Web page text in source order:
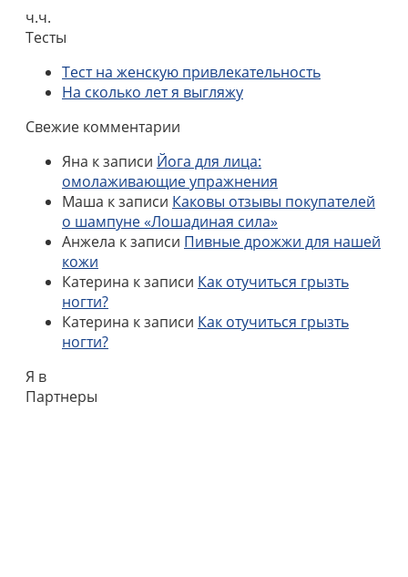
ч.ч.
Тесты
Тест на женскую привлекательность
На сколько лет я выгляжу
Свежие комментарии
Яна к записи Йога для лица:
омолаживающие упражнения
Маша к записи Каковы отзывы покупателей
о шампуне «Лошадиная сила»
Анжела к записи Пивные дрожжи для нашей
кожи
Катерина к записи Как отучиться грызть
ногти?
Катерина к записи Как отучиться грызть
ногти?
Я в
Партнеры